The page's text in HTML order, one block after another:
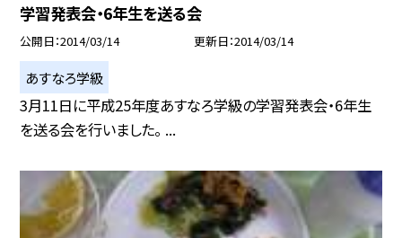
学習発表会・6年生を送る会
公開日 2014/03/14 更新日 2014/03/14
あすなろ学級
3月11日に平成25年度あすなろ学級の学習発表会・6年生
を送る会を行いました。 ...